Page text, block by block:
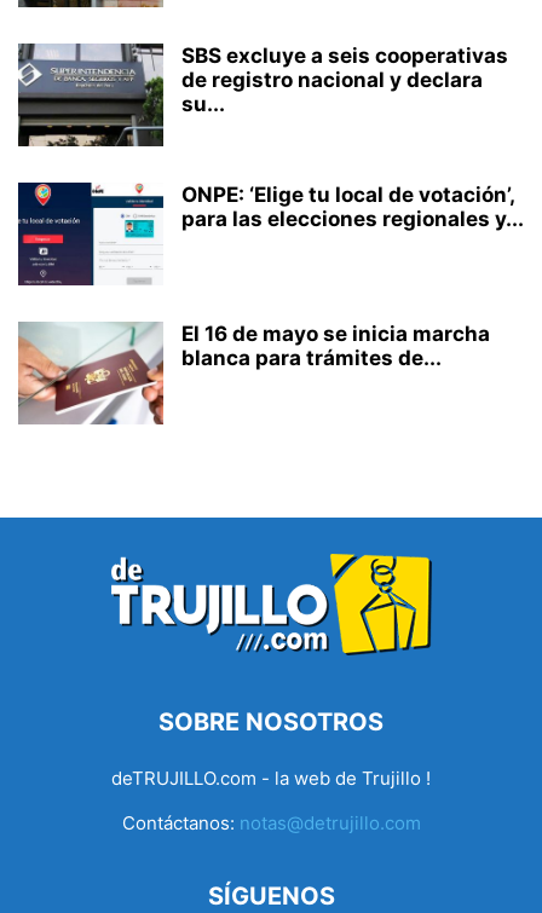
SBS excluye a seis cooperativas
de registro nacional y declara
su...
ONPE: ‘Elige tu local de votación’,
para las elecciones regionales y...
El 16 de mayo se inicia marcha
blanca para trámites de...
SOBRE NOSOTROS
deTRUJILLO.com - la web de Trujillo !
Contáctanos: notas@detrujillo.com
SÍGUENOS